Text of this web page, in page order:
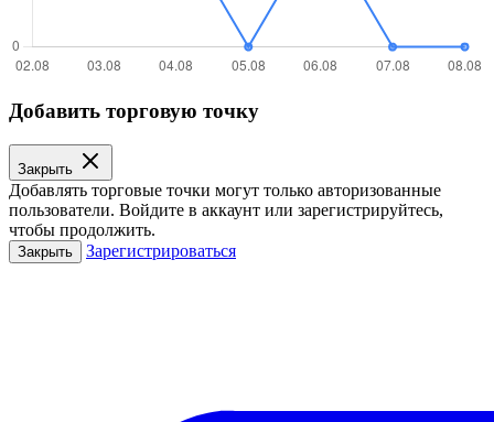
Добавить торговую точку
Закрыть
Добавлять торговые точки могут только авторизованные
пользователи. Войдите в аккаунт или зарегистрируйтесь,
чтобы продолжить.
Закрыть Зарегистрироваться